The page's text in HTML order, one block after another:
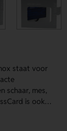
staat voor
schaar, mes,
is ook
overal mee